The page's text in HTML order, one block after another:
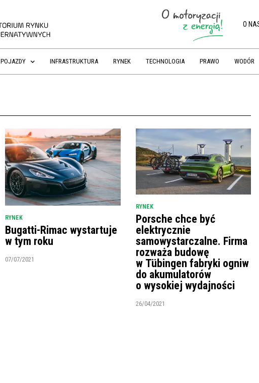
O
POJAZDY INFRASTRUKTURA RYNEK TECHNOLOGIA PRAWO WODÓR
RYNEK
Bugatti-Rimac wystartuje
w tym roku
07/07/2021
RYNEK
Porsche chce być
elektrycznie
samowystarczalne. Firma
rozważa budowę
w Tübingen fabryki ogniw
do akumulatorów
o wysokiej wydajności
26/04/2021